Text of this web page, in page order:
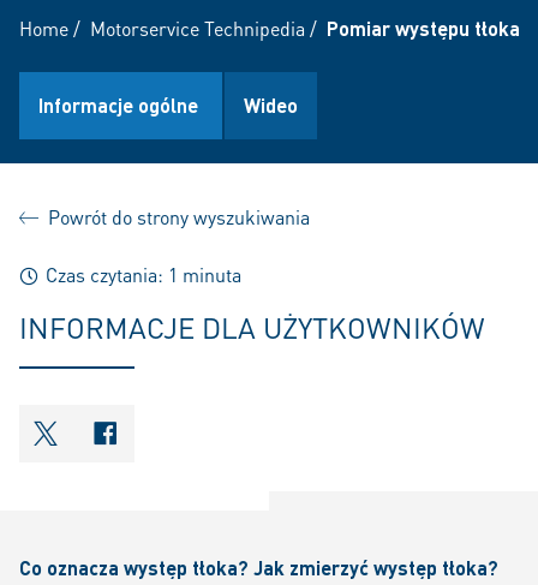
Home/ Motorservice Technipedia / Pomiar występu tłoka
Informacje ogólne Wideo
Powrót do strony wyszukiwania
Czas czytania: 1 minuta
INFORMACJE DLA UŻYTKOWNIKÓW
shareOntwitter
shareOnfacebook
Co oznacza występ tłoka? Jak zmierzyć występ tłoka?